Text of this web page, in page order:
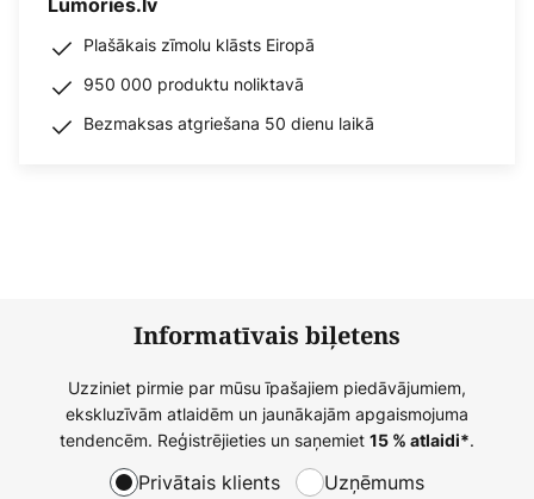
Lumories.lv
Plašākais zīmolu klāsts Eiropā
950 000 produktu noliktavā
Bezmaksas atgriešana 50 dienu laikā
Informatīvais biļetens
Uzziniet pirmie par mūsu īpašajiem piedāvājumiem,
ekskluzīvām atlaidēm un jaunākajām apgaismojuma
tendencēm. Reģistrējieties un saņemiet 15 % atlaidi*.
Privātais klients Uzņēmums